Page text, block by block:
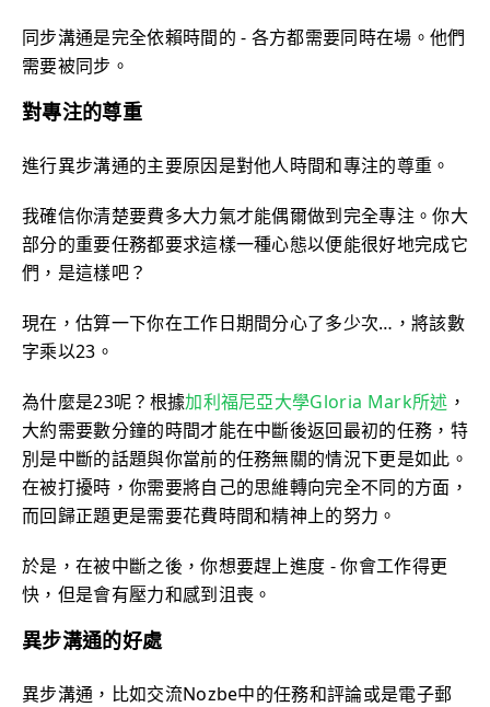
同步溝通是完全依賴時間的 - 各方都需要同時在場。他們
需要被同步。
對專注的尊重
進行異步溝通的主要原因是對他人時間和專注的尊重。
我確信你清楚要費多大力氣才能偶爾做到完全專注。你大
部分的重要任務都要求這樣一種心態以便能很好地完成它
們，是這樣吧？
現在，估算一下你在工作日期間分心了多少次…，將該數
字乘以23。
為什麼是23呢？根據加利福尼亞大學Gloria Mark所述 ，
大約需要數分鐘的時間才能在中斷後返回最初的任務，特
別是中斷的話題與你當前的任務無關的情況下更是如此。
在被打擾時，你需要將自己的思維轉向完全不同的方面，
而回歸正題更是需要花費時間和精神上的努力。
於是，在被中斷之後，你想要趕上進度 - 你會工作得更
快，但是會有壓力和感到沮喪。
異步溝通的好處
異步溝通，比如交流Nozbe中的任務和評論或是電子郵